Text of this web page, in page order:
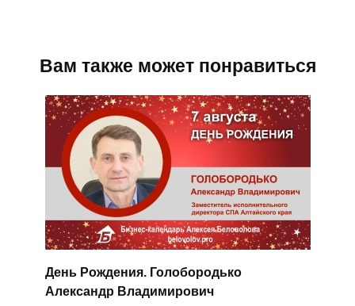
Вам также может понравиться
День Рождения. Голобородько
Александр Владимирович